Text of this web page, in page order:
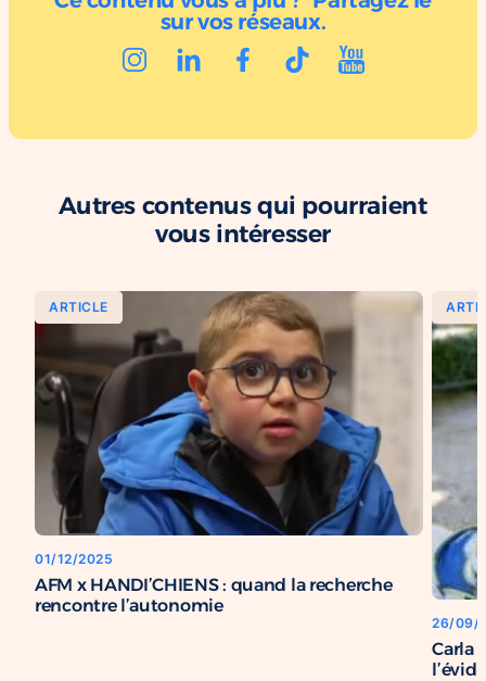
sur vos réseaux.
Autres contenus qui pourraient
vous intéresser
ARTICLE
01/12/2025
AFM x HANDI’CHIENS : quand la recherche
rencontre l’autonomie
26/09/
Carla